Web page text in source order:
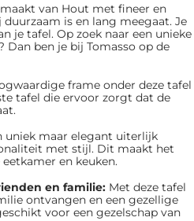
van Hout met fineer en
is en lang meegaat. Je
je tafel. Op zoek naar een unieke
ben je bij Tomasso op de
frame onder deze tafel
tafel die ervoor zorgt dat de
uniek maar elegant uiterlijk
met stijl. Dit maakt het
en keuken.
en familie: Met deze tafel
ontvangen en een gezellige
voor een gezelschap van